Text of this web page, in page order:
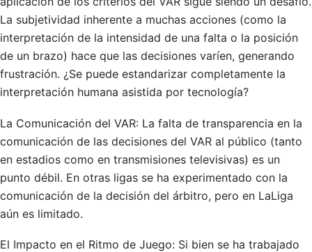
La subjetividad inherente a muchas acciones (como la
interpretación de la intensidad de una falta o la posición
de un brazo) hace que las decisiones varíen, generando
frustración. ¿Se puede estandarizar completamente la
interpretación humana asistida por tecnología?
La Comunicación del VAR: La falta de transparencia en la
comunicación de las decisiones del VAR al público (tanto
en estadios como en transmisiones televisivas) es un
punto débil. En otras ligas se ha experimentado con la
comunicación de la decisión del árbitro, pero en LaLiga
aún es limitado.
El Impacto en el Ritmo de Juego: Si bien se ha trabajado